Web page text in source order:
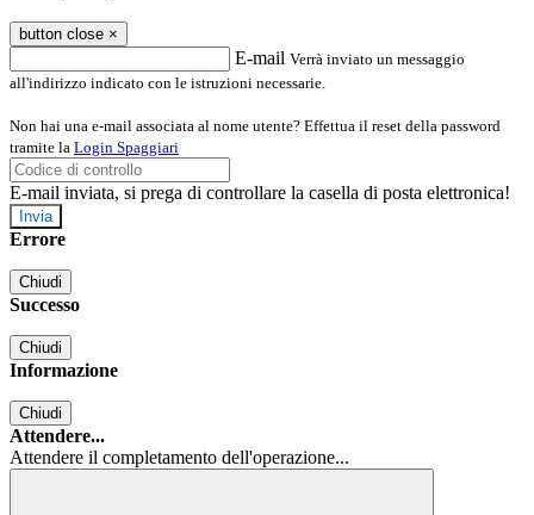
button close ×
E-mail Verrà inviato un messaggio
all'indirizzo indicato con le istruzioni necessarie.
Non hai una e-mail associata al nome utente? Effettua il reset della password
tramite la Login Spaggiari
E-mail inviata, si prega di controllare la casella di posta elettronica!
Errore
Chiudi
Successo
Chiudi
Informazione
Chiudi
Attendere...
Attendere il completamento dell'operazione...